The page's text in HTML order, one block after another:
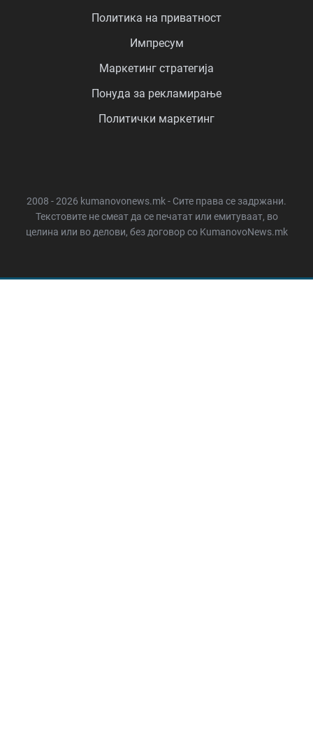
Политика на приватност
Импресум
Маркетинг стратегија
Понуда за рекламирање
Политички маркетинг
2008 - 2026 kumanovonews.mk - Сите права се задржани.
Текстовите не смеат да се печатат или емитуваат, во
целина или во делови, без договор со KumanovoNews.mk